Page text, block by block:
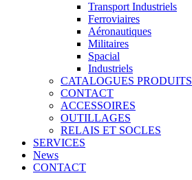
Transport Industriels
Ferroviaires
Aéronautiques
Militaires
Spacial
Industriels
CATALOGUES PRODUITS
CONTACT
ACCESSOIRES
OUTILLAGES
RELAIS ET SOCLES
SERVICES
News
CONTACT